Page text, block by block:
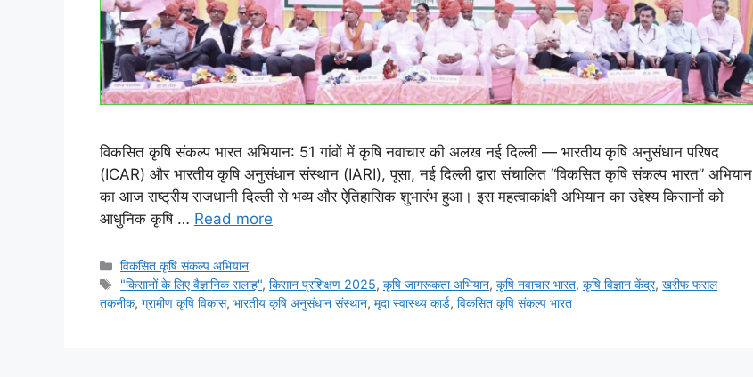
विकसित कृषि संकल्प भारत अभियान: 51 गांवों में कृषि नवाचार की अलख नई दिल्ली — भारतीय कृषि अनुसंधान परिषद
(ICAR) और भारतीय कृषि अनुसंधान संस्थान (IARI), पूसा, नई दिल्ली द्वारा संचालित “विकसित कृषि संकल्प भारत” अभियान
का आज राष्ट्रीय राजधानी दिल्ली से भव्य और ऐतिहासिक शुभारंभ हुआ। इस महत्वाकांक्षी अभियान का उद्देश्य किसानों को
आधुनिक कृषि … Read more
विकसित कृषि संकल्प अभियान
"किसानों के लिए वैज्ञानिक सलाह",किसान प्रशिक्षण 2025,कृषि जागरूकता अभियान,कृषि नवाचार भारत,कृषि विज्ञान केंद्र,खरीफ फसल
तकनीक, ग्रामीण कृषि विकास, भारतीय कृषि अनुसंधान संस्थान, मृदा स्वास्थ्य कार्ड, विकसित कृषि संकल्प भारत